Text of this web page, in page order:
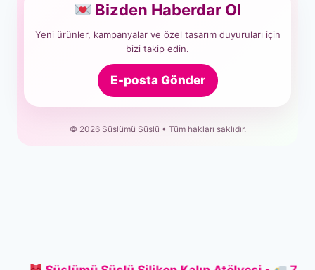
Bizden Haberdar Ol
Yeni ürünler, kampanyalar ve özel tasarım duyuruları için
bizi takip edin.
E-posta Gönder
© 2026 Süslümü Süslü • Tüm hakları saklıdır.